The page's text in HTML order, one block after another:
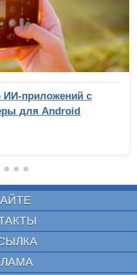
ИИ-приложений с
для Android